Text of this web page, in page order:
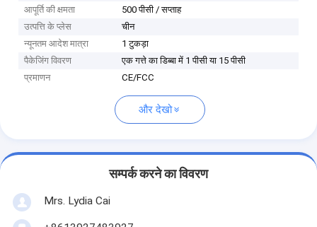
आपूर्ति की क्षमता
500 पीसी / सप्ताह
उत्पत्ति के प्लेस
चीन
न्यूनतम आदेश मात्रा
1 टुकड़ा
पैकेजिंग विवरण
एक गत्ते का डिब्बा में 1 पीसी या 15 पीसी
प्रमाणन
CE/FCC
और देखो
सम्पर्क करने का विवरण
Mrs. Lydia Cai